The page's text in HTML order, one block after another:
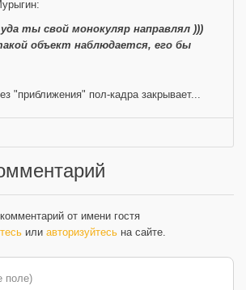
ты свой монокуляр направлял )))
объект наблюдается, его бы
"приближения" пол-кадра закрывает...
от имени гостя
или авторизуйтесь на сайте.
поле)